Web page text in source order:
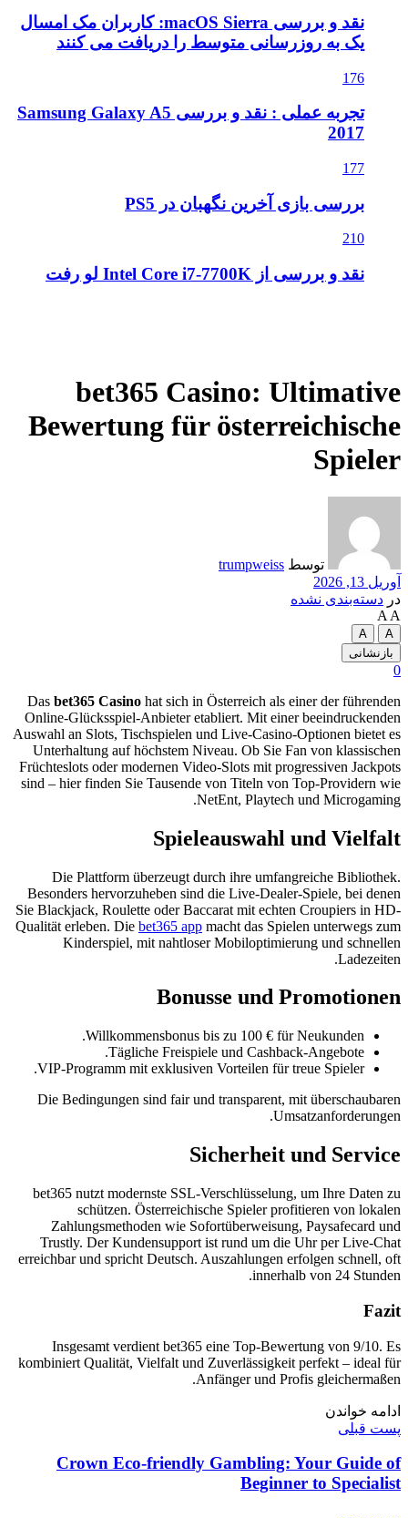
نقد و بررسی macOS Sierra: کاربران مک امسال
یک به روزرسانی متوسط را دریافت می کنند
176
تجربه عملی : نقد و بررسی Samsung Galaxy A5
2017
177
بررسی بازی آخرین نگهبان در PS5
210
نقد و بررسی از Intel Core i7-7700K لو رفت
bet365 Casino: Ultimative
Bewertung für österreichische
Spieler
توسط trumpweiss
آوریل 13, 2026
در دسته‌بندی نشده
A A
A
A
بازنشانی
0
Das bet365 Casino hat sich in Österreich als einer der führenden
Online-Glücksspiel-Anbieter etabliert. Mit einer beeindruckenden
Auswahl an Slots, Tischspielen und Live-Casino-Optionen bietet es
Unterhaltung auf höchstem Niveau. Ob Sie Fan von klassischen
Früchteslots oder modernen Video-Slots mit progressiven Jackpots
sind – hier finden Sie Tausende von Titeln von Top-Providern wie
NetEnt, Playtech und Microgaming.
Spieleauswahl und Vielfalt
Die Plattform überzeugt durch ihre umfangreiche Bibliothek.
Besonders hervorzuheben sind die Live-Dealer-Spiele, bei denen
Sie Blackjack, Roulette oder Baccarat mit echten Croupiers in HD-
Qualität erleben. Die bet365 app macht das Spielen unterwegs zum
Kinderspiel, mit nahtloser Mobiloptimierung und schnellen
Ladezeiten.
Bonusse und Promotionen
Willkommensbonus bis zu 100 € für Neukunden.
Tägliche Freispiele und Cashback-Angebote.
VIP-Programm mit exklusiven Vorteilen für treue Spieler.
Die Bedingungen sind fair und transparent, mit überschaubaren
Umsatzanforderungen.
Sicherheit und Service
bet365 nutzt modernste SSL-Verschlüsselung, um Ihre Daten zu
schützen. Österreichische Spieler profitieren von lokalen
Zahlungsmethoden wie Sofortüberweisung, Paysafecard und
Trustly. Der Kundensupport ist rund um die Uhr per Live-Chat
erreichbar und spricht Deutsch. Auszahlungen erfolgen schnell, oft
innerhalb von 24 Stunden.
Fazit
Insgesamt verdient bet365 eine Top-Bewertung von 9/10. Es
kombiniert Qualität, Vielfalt und Zuverlässigkeit perfekt – ideal für
Anfänger und Profis gleichermaßen.
ادامه خواندن
پست قبلی
Crown Eco-friendly Gambling: Your Guide of
Beginner to Specialist